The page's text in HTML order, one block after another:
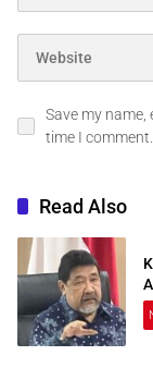
Save my
time I comment.
Read Also